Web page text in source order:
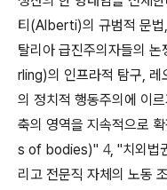
티(Alberti)의 규범적 문
탈리아 급진주의자들의
rling)의 인프라적 탐구,
의 정치적 행동주의에 이
축의 영역을 지속적으로
s of bodies)" 4, "치외
리고 전문직 자체의 노동